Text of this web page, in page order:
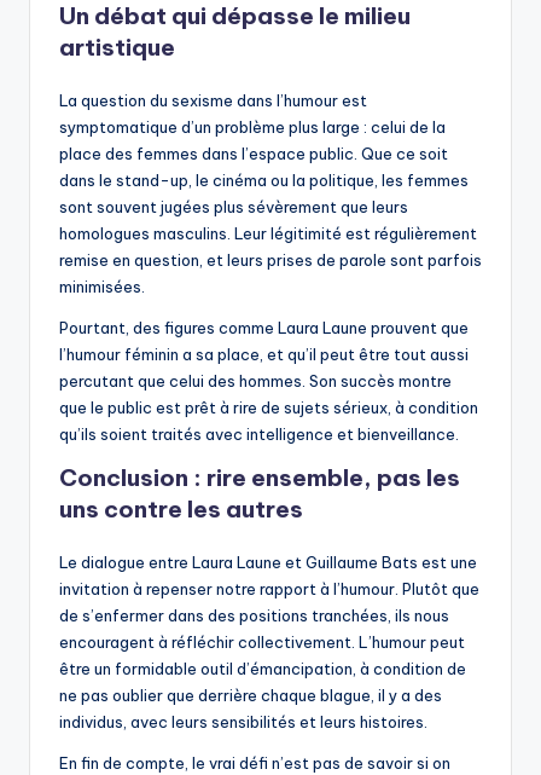
Un débat qui dépasse le milieu
artistique
La question du sexisme dans l’humour est
symptomatique d’un problème plus large : celui de la
place des femmes dans l’espace public. Que ce soit
dans le stand-up, le cinéma ou la politique, les femmes
sont souvent jugées plus sévèrement que leurs
homologues masculins. Leur légitimité est régulièrement
remise en question, et leurs prises de parole sont parfois
minimisées.
Pourtant, des figures comme Laura Laune prouvent que
l’humour féminin a sa place, et qu’il peut être tout aussi
percutant que celui des hommes. Son succès montre
que le public est prêt à rire de sujets sérieux, à condition
qu’ils soient traités avec intelligence et bienveillance.
Conclusion : rire ensemble, pas les
uns contre les autres
Le dialogue entre Laura Laune et Guillaume Bats est une
invitation à repenser notre rapport à l’humour. Plutôt que
de s’enfermer dans des positions tranchées, ils nous
encouragent à réfléchir collectivement. L’humour peut
être un formidable outil d’émancipation, à condition de
ne pas oublier que derrière chaque blague, il y a des
individus, avec leurs sensibilités et leurs histoires.
En fin de compte, le vrai défi n’est pas de savoir si on